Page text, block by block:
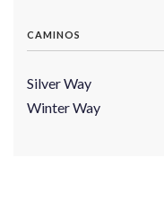
CAMINOS
Silver Way
Winter Way